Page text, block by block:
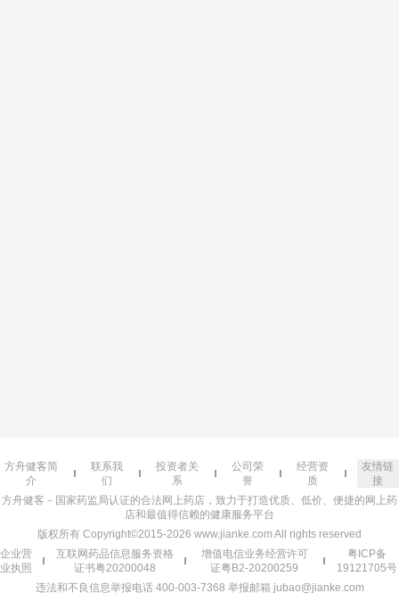
方舟健客简
介
联系我
们
投资者关
系
公司荣
誉
经营资
质
友情链
接
方舟健客－国家药监局认证的合法网上药店，致力于打造优质、低价、便捷的网上药
店和最值得信赖的健康服务平台
版权所有 Copyright©2015-2026 www.jianke.com All rights reserved
企业营
业执照
互联网药品信息服务资格
证书粤20200048
增值电信业务经营许可
证粤B2-20200259
粤ICP备
19121705号
违法和不良信息举报电话 400-003-7368 举报邮箱 jubao@jianke.com